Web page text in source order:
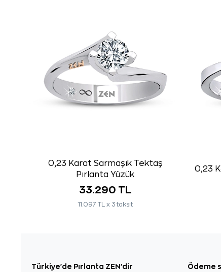
0,23 Karat Sarmaşık Tektaş
Pırlanta Yüzük
33.290 TL
11.097 TL x 3 taksit
0,23
Türkiye'de Pırlanta ZEN'dir Ödeme